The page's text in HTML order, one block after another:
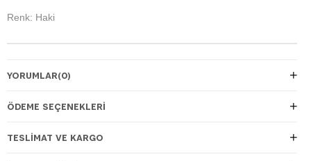
Renk: Haki
YORUMLAR(0)
ÖDEME SEÇENEKLERI
TESLIMAT VE KARGO